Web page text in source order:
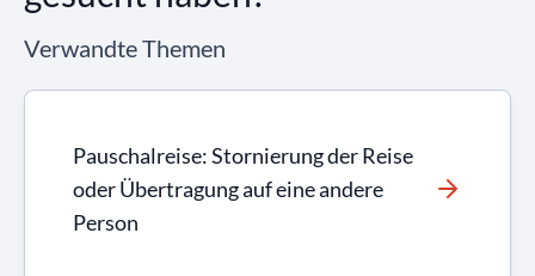
Verwandte Themen
Pauschalreise: Stornierung der Reise
oder Übertragung auf eine andere
Person